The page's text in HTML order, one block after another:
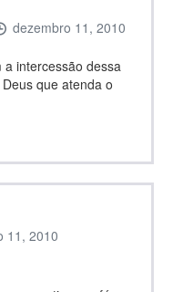
dezembro 11, 2010
intercessão dessa
que atenda o
11, 2010